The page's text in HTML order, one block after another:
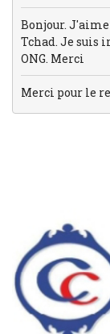
Bonjour.
Tchad. Je suis
ONG. Merci
Merci pour le